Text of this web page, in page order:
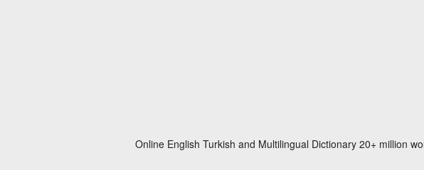
Online English Turkish and Multilingual Dictionary 20+ million